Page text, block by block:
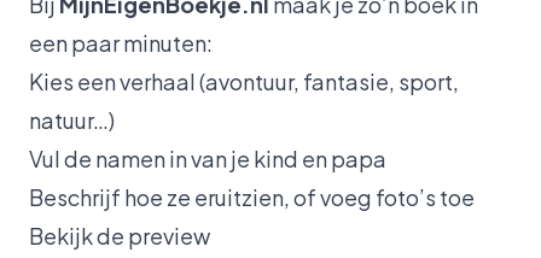
een paar minuten:
Kies een verhaal (avontuur, fantasie, sport,
natuur…)
Vul de namen in van je kind en papa
Beschrijf hoe ze eruitzien, of voeg foto’s toe
Bekijk de preview